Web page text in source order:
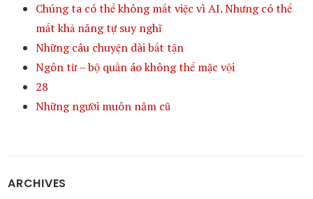
Chúng ta có thể không mất việc vì AI. Nhưng có thể
mất khả năng tự suy nghĩ
Những câu chuyện dài bất tận
Ngôn từ – bộ quần áo không thể mặc vội
28
Những người muôn năm cũ
ARCHIVES